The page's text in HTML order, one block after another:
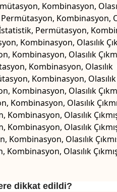
Kombinasyon,
Kombinasyon,
İstatistik, Permütasyon,
Kombinasyon, Olasılık
Kombinasyon, Olasılık
Kombinasyon,
Kombinasyon,
Kombinasyon, Olasılık
Kombinasyon, Olasılık
Olasılık
Olasılık
Kombinasyon, Olasılık
Olasılık
dikkat edildi?